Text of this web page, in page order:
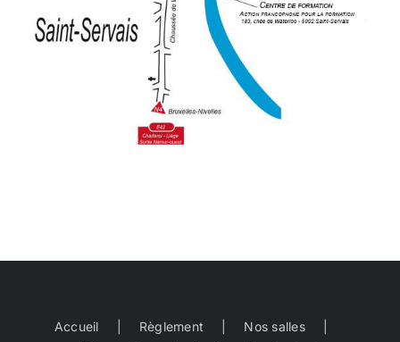
Accueil Règlement
Nos salles